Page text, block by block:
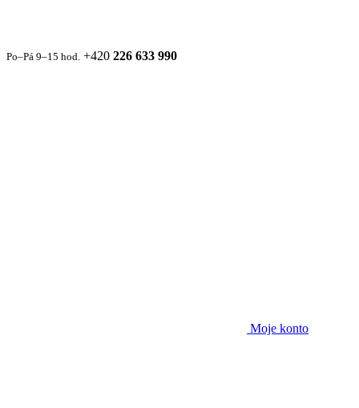
Po–Pá 9–15 hod. +420 226 633 990
Moje konto